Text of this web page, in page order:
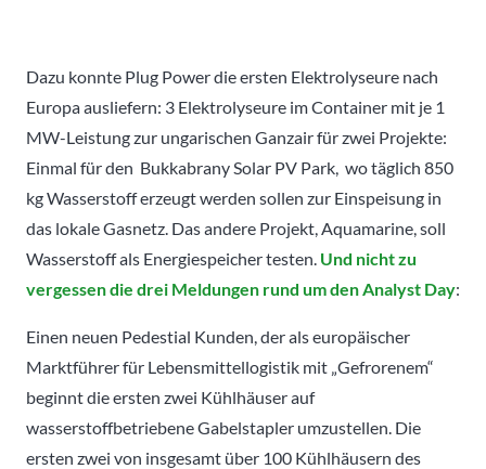
Dazu konnte Plug Power die ersten Elektrolyseure nach
Europa ausliefern: 3 Elektrolyseure im Container mit je 1
MW-Leistung zur ungarischen Ganzair für zwei Projekte:
Einmal für den Bukkabrany Solar PV Park, wo täglich 850
kg Wasserstoff erzeugt werden sollen zur Einspeisung in
das lokale Gasnetz. Das andere Projekt, Aquamarine, soll
Wasserstoff als Energiespeicher testen. Und nicht zu
vergessen die drei Meldungen rund um den Analyst Day:
Einen neuen Pedestial Kunden, der als europäischer
Marktführer für Lebensmittellogistik mit „Gefrorenem“
beginnt die ersten zwei Kühlhäuser auf
wasserstoffbetriebene Gabelstapler umzustellen. Die
ersten zwei von insgesamt über 100 Kühlhäusern des